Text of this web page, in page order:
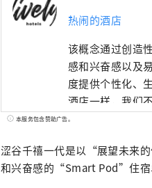
热闹的酒店
该概念通过创造
感和兴奋感以及
度提供个性化、
酒店一样，我们
新。
本服务包含赞助广告。
涩谷千禧一代是以“展望未来
和兴奋感的“Smart Pod”住宿